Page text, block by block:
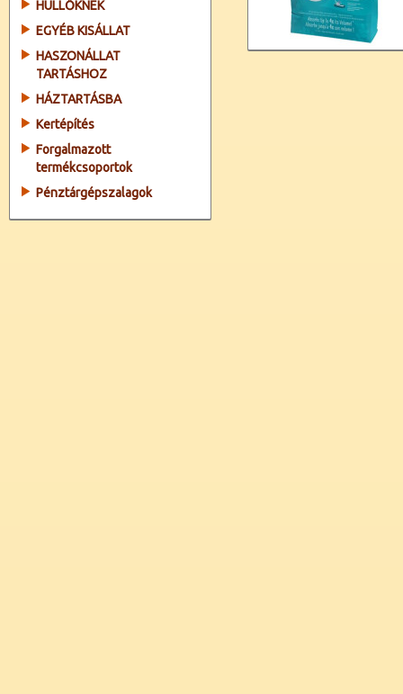
HÜLLŐKNEK
EGYÉB KISÁLLAT
HASZONÁLLAT
TARTÁSHOZ
HÁZTARTÁSBA
Kertépítés
Forgalmazott
termékcsoportok
Pénztárgépszalagok